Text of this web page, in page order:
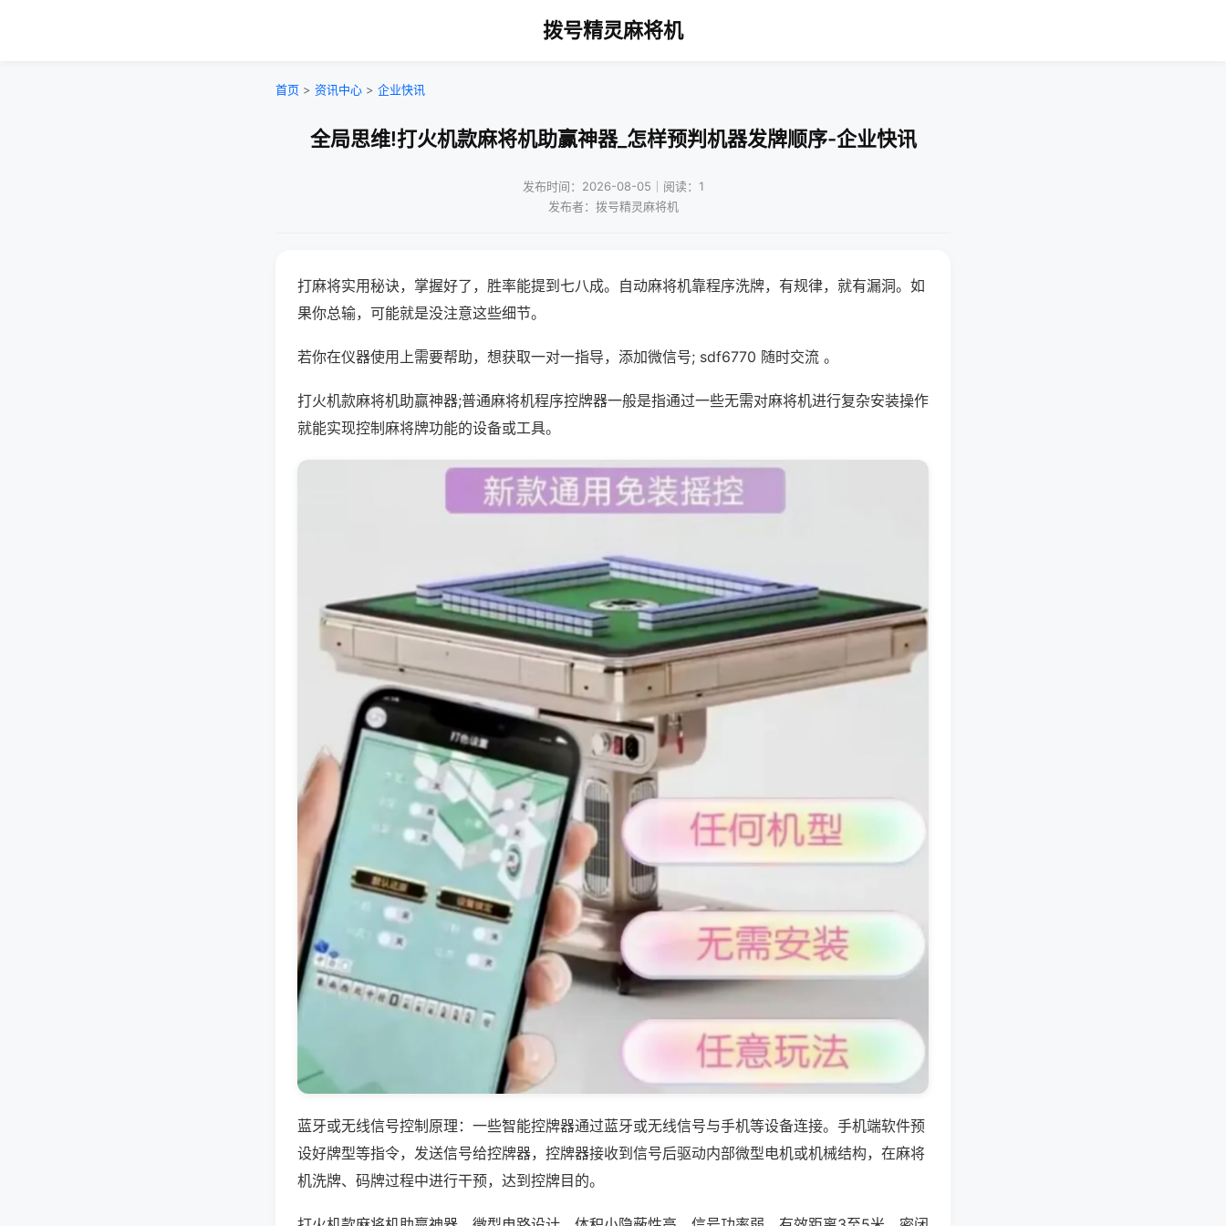
拨号精灵麻将机
首页 > 资讯中心 > 企业快讯
全局思维!打火机款麻将机助赢神器_怎样预判机器发牌顺序-企业快讯
发布时间：2026-08-05｜阅读：1
发布者：拨号精灵麻将机
打麻将实用秘诀，掌握好了，胜率能提到七八成。自动麻将机靠程序洗牌，有规律，就有漏洞。如
果你总输，可能就是没注意这些细节。
若你在仪器使用上需要帮助，想获取一对一指导，添加微信号; sdf6770 随时交流 。
打火机款麻将机助赢神器;普通麻将机程序控牌器一般是指通过一些无需对麻将机进行复杂安装操作
就能实现控制麻将牌功能的设备或工具。
蓝牙或无线信号控制原理：一些智能控牌器通过蓝牙或无线信号与手机等设备连接。手机端软件预
设好牌型等指令，发送信号给控牌器，控牌器接收到信号后驱动内部微型电机或机械结构，在麻将
机洗牌、码牌过程中进行干预，达到控牌目的。